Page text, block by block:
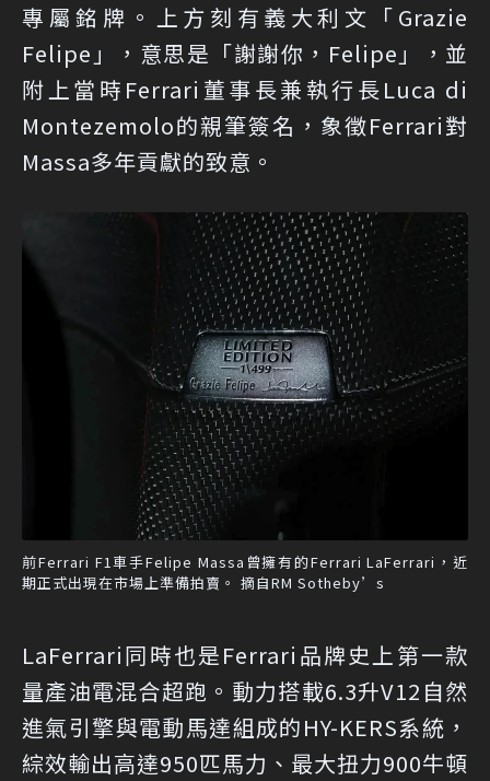
專屬銘牌。上方刻有義大利文「Grazie
Felipe」，意思是「謝謝你，Felipe」，並
附上當時Ferrari董事長兼執行長Luca di
Montezemolo的親筆簽名，象徵Ferrari對
Massa多年貢獻的致意。
前Ferrari F1車手Felipe Massa曾擁有的Ferrari LaFerrari，近
期正式出現在市場上準備拍賣。 摘自RM Sotheby’s
LaFerrari同時也是Ferrari品牌史上第一款
量產油電混合超跑。動力搭載6.3升V12自然
進氣引擎與電動馬達組成的HY-KERS系統，
綜效輸出高達950匹馬力、最大扭力900牛頓